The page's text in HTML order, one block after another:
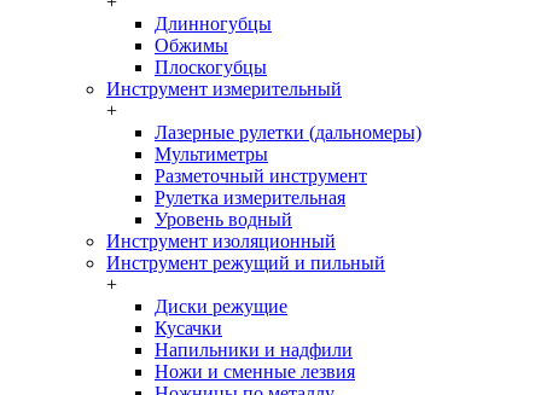
Длинногубцы
Обжимы
Плоскогубцы
Инструмент измерительный
+
Лазерные рулетки (дальномеры)
Мультиметры
Разметочный инструмент
Рулетка измерительная
Уровень водный
Инструмент изоляционный
Инструмент режущий и пильный
+
Диски режущие
Кусачки
Напильники и надфили
Ножи и сменные лезвия